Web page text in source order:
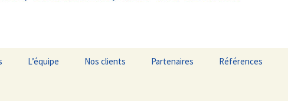
L’équipe Nos clients Partenaires Références